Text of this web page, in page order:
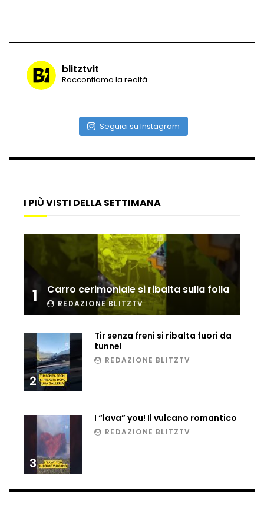
#snow
Atterraggio di emergenza tra le auto:
Ucraina, ecco come gli F16 intercettano
i droni russi
Tir bloccato sul passaggio a livello:
treno lo distrugge
Parco divertimenti, attrazione cede
Auto fuori controllo in Guatemala,
tragedia a Petén
rompighiaccio a Mosca
blitztvit
Raccontiamo la realtà
Seguici su Instagram
I PIÙ VISTI DELLA SETTIMANA
1 Carro cerimoniale si ribalta sulla folla
REDAZIONE BLITZTV
2
Tir senza freni si ribalta fuori da
tunnel
REDAZIONE BLITZTV
3
I “lava” you! Il vulcano romantico
REDAZIONE BLITZTV